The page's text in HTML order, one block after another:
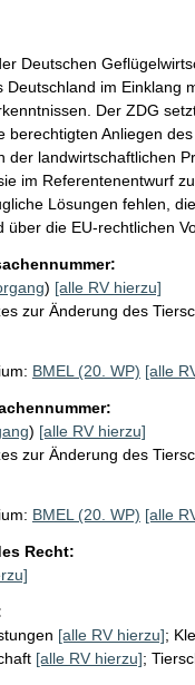
Deutschen
Deutschland im Einklang
Der ZDG
berechtigten Anliegen
der landwirtschaftlichen
im Referentenentwurf
Lösungen fehlen,
über die EU-rechtlichen
) [alle RV hierzu]
zur Änderung des
BMEL (20. WP) [alle
) [alle RV hierzu]
zur Änderung des
BMEL (20. WP) [alle
Recht:
[alle RV hierzu];
[alle RV hierzu];